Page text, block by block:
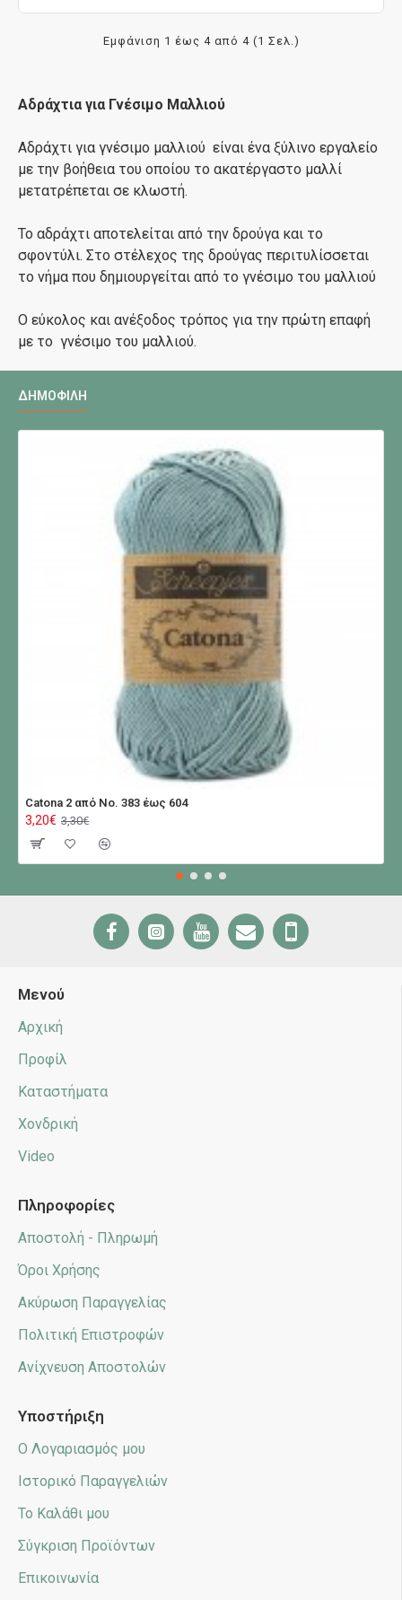
Εμφάνιση 1 έως 4 από 4 (1 Σελ.)
Αδράχτια για Γνέσιμο Μαλλιού
Αδράχτι για γνέσιμο μαλλιού είναι ένα ξύλινο εργαλείο
με την βοήθεια του οποίου το ακατέργαστο μαλλί
μετατρέπεται σε κλωστή.
Το αδράχτι αποτελείται από την δρούγα και το
σφοντύλι. Στο στέλεχος της δρούγας περιτυλίσσεται
το νήμα που δημιουργείται από το γνέσιμο του μαλλιού
Ο εύκολος και ανέξοδος τρόπος για την πρώτη επαφή
με το γνέσιμο του μαλλιού.
ΔΗΜΟΦΙΛΉ
Catona 2 από No. 383 έως 604
3,20€ 3,30€
Μενού
Αρχική
Προφίλ
Καταστήματα
Χονδρική
Video
Πληροφορίες
Αποστολή - Πληρωμή
Όροι Χρήσης
Ακύρωση Παραγγελίας
Πολιτική Επιστροφών
Ανίχνευση Αποστολών
Υποστήριξη
Ο Λογαριασμός μου
Ιστορικό Παραγγελιών
Το Καλάθι μου
Σύγκριση Προϊόντων
Επικοινωνία